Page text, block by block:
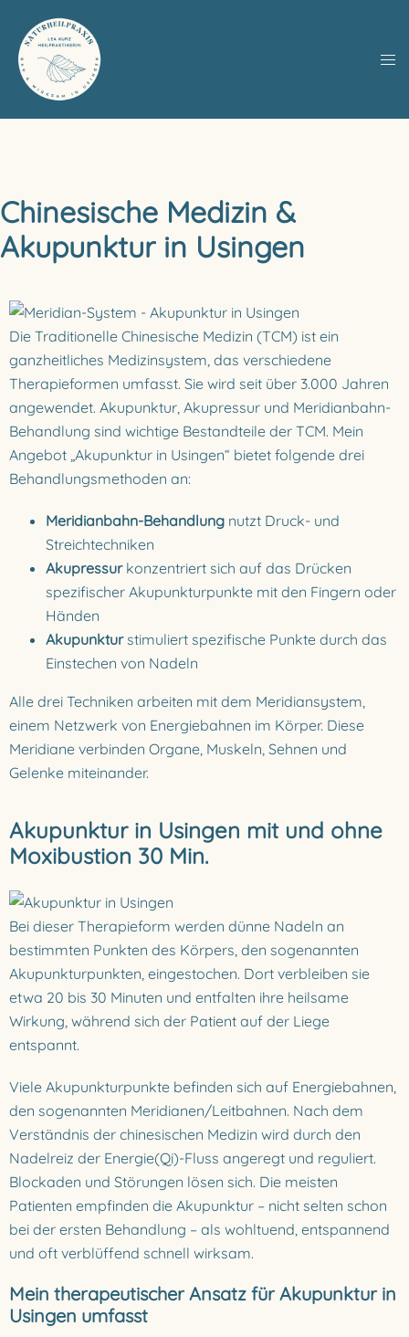
Chinesische Medizin &
Akupunktur in Usingen
Die Traditionelle Chinesische Medizin (TCM) ist ein
ganzheitliches Medizinsystem, das verschiedene
Therapieformen umfasst. Sie wird seit über 3.000 Jahren
angewendet. Akupunktur, Akupressur und Meridianbahn-
Behandlung sind wichtige Bestandteile der TCM. Mein
Angebot „Akupunktur in Usingen“ bietet folgende drei
Behandlungsmethoden an:
Meridianbahn-Behandlung nutzt Druck- und
Streichtechniken
Akupressurkonzentriert sich auf das Drücken
spezifischer Akupunkturpunkte mit den Fingern oder
Händen
Akupunkturstimuliert spezifische Punkte durch das
Einstechen von Nadeln
Alle drei Techniken arbeiten mit dem Meridiansystem,
einem Netzwerk von Energiebahnen im Körper. Diese
Meridiane verbinden Organe, Muskeln, Sehnen und
Gelenke miteinander.
Akupunktur in Usingen mit und ohne
Moxibustion 30 Min.
Bei dieser Therapieform werden dünne Nadeln an
bestimmten Punkten des Körpers, den sogenannten
Akupunkturpunkten, eingestochen. Dort verbleiben sie
etwa 20 bis 30 Minuten und entfalten ihre heilsame
Wirkung, während sich der Patient auf der Liege
entspannt.
Viele Akupunkturpunkte befinden sich auf Energiebahnen,
den sogenannten Meridianen/Leitbahnen. Nach dem
Verständnis der chinesischen Medizin wird durch den
Nadelreiz der Energie(Qi)-Fluss angeregt und reguliert.
Blockaden und Störungen lösen sich. Die meisten
Patienten empfinden die Akupunktur – nicht selten schon
bei der ersten Behandlung – als wohltuend, entspannend
und oft verblüffend schnell wirksam.
Mein therapeutischer Ansatz für Akupunktur in
Usingen umfasst